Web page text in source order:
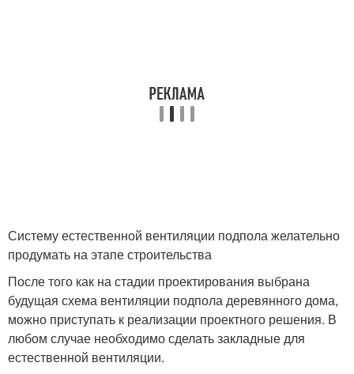
Систему естественной вентиляции подпола желательно
продумать на этапе строительства
После того как на стадии проектирования выбрана
будущая схема вентиляции подпола деревянного дома,
можно приступать к реализации проектного решения. В
любом случае необходимо сделать закладные для
естественной вентиляции.